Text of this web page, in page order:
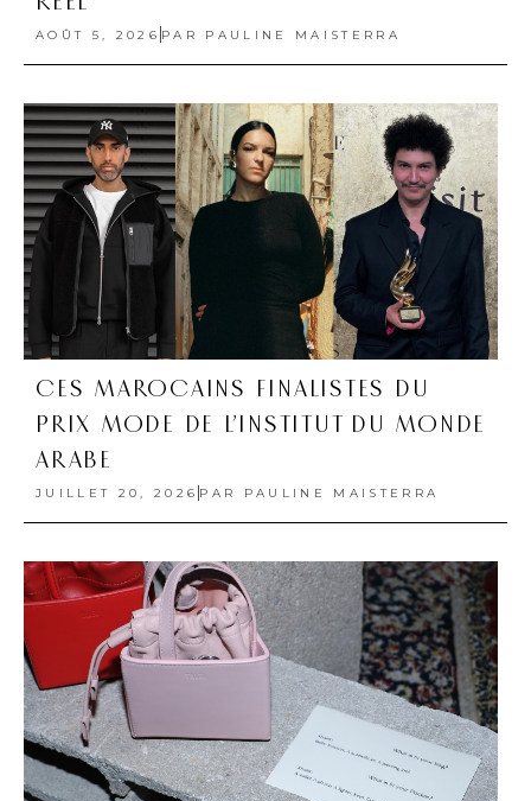
AOÛT 5, 2026 PAR PAULINE MAISTERRA
CES MAROCAINS FINALISTES DU
PRIX MODE DE L’INSTITUT DU MONDE
ARABE
JUILLET 20, 2026 PAR PAULINE MAISTERRA